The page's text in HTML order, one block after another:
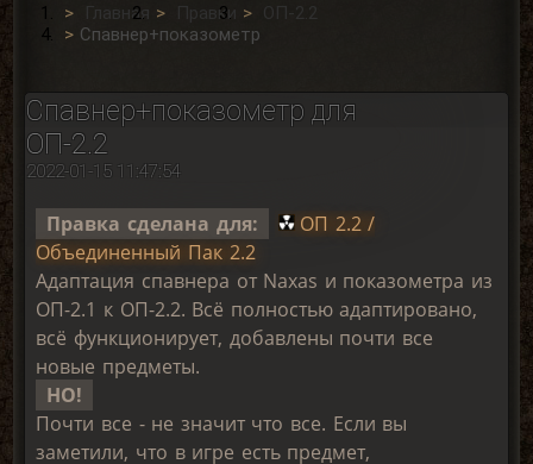
Главная Правки
ОП-2.2
Спавнер+показометр
Спавнер+показометр для
ОП-2.2
2022-01-15 11:47:54
Правка сделана для:
ОП 2.2 /
Объединенный Пак 2.2
Адаптация спавнера от Naxas и показометра из
ОП-2.1 к ОП-2.2. Всё полностью адаптировано,
всё функционирует, добавлены почти все
новые предметы.
НО!
Почти все - не значит что все. Если вы
заметили, что в игре есть предмет,